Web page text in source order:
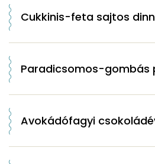
Cukkinis-feta sajtos
Paradicsomos-gombás
Avokádófagyi